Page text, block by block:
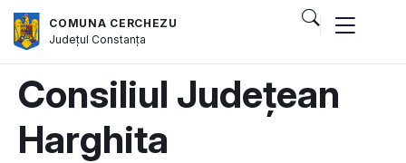
COMUNA CERCHEZU
JudețulConstanța
Consiliul Județean
Harghita